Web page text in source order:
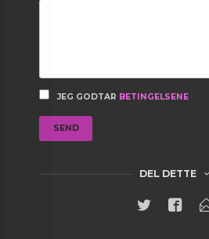
JEG GODTAR BETINGELSENE
SEND
DEL DETTE